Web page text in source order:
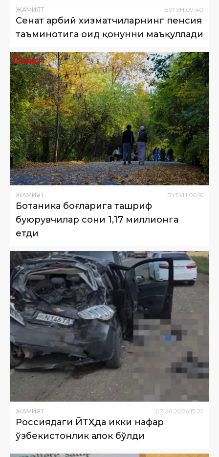
ЖАМИЯТ БУГУН 09:40
Сенат ҳарбий хизматчиларнинг пенсия
таъминотига оид қонунни маъқуллади
ЖАМИЯТ БУГУН 06:16
Ботаника боғларига ташриф
буюрувчилар сони 1,17 миллионга
етди
ЖАМИЯТ 07.08.2026 17:25
Россиядаги ЙТҲда икки нафар
ўзбекистонлик ҳалок бўлди